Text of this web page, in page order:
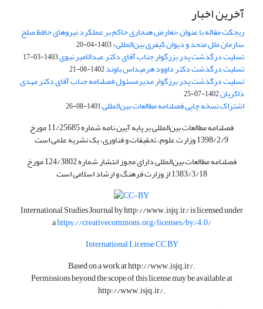
آخرین اخبار
ریجکت مقاله با عنوان «تعارض هنجاری حاکم بر عملکرد نیروهای حافظ صلح
سازمان ملل متحد و دیوان کیفری بین‌المللی»1403-04-20
تسلیت درگذشت پدر بزرگوار جناب آقای دکتر عبدالامیر نبوی1403-03-17
تسلیت درگذشت دکتر داوود هرمیداس باوند1402-08-21
تسلیت درگذشت پدر برزگوار مدیرمسئول فصلنامه جناب آقای دکتر مهدی
ذاکریان1402-07-25
اشتراک نسخه چاپی فصلنامه مطالعات بین‌المللی1401-08-26
فصلنامه مطالعات بین‌المللی بر پایه آیین نامه شماره 11/25685 مورخ
1398/2/9 وزارت علوم، تحقیقات و فناوری، یک نشریه علمی است
فصلنامه مطالعات بین‌المللی دارای مجوز انتشار شماره 124/3802 مورخ
1383/3/18 از وزارت فرهنگ و ارشاد اسلامی است
International Studies Journal byhttp://www.isjq.ir/is licensed under
ahttps://creativecommons.org/licenses/by/4.0/
International License CC BY
Based on a work athttp://www.isjq.ir/.
Permissions beyond the scope of this license may be available at
http://www.isjq.ir/.